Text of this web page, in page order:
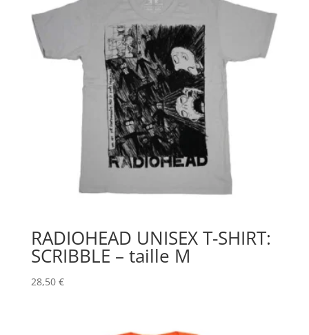
RADIOHEAD UNISEX T-SHIRT:
SCRIBBLE – taille M
28,50 €